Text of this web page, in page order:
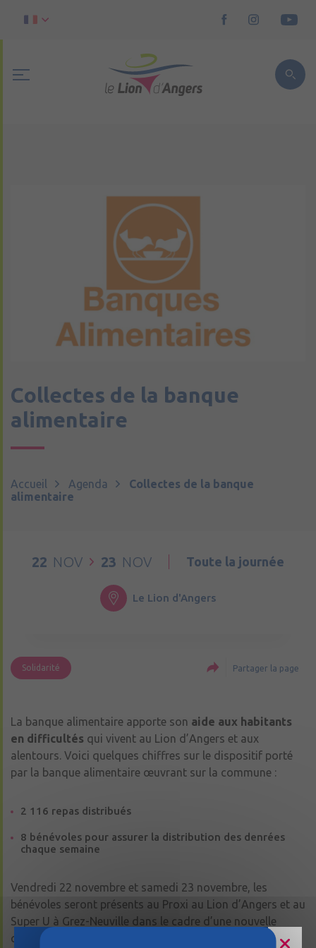
Collectes de la banque
alimentaire
Accueil Agenda
Collectes de la banque
alimentaire
22 NOV 23 NOV Toute la journée
Le Lion d'Angers
Solidarité Partager la page
La banque alimentaire apporte son aide aux habitants
en difficultés qui vivent au Lion d’Angers et aux
alentours. Voici quelques chiffres sur le dispositif porté
par la banque alimentaire œuvrant sur la commune :
2 116 repas distribués
8 bénévoles pour assurer la distribution des denrées
chaque semaine
Vendredi 22 novembre et samedi 23 novembre, les
bénévoles seront présents au Proxi au Lion d’Angers et au
Super U à Grez-Neuville dans le cadre d’une nouvelle
collecte.